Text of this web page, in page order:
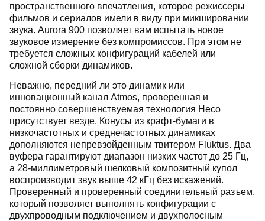
пространственного впечатления, которое режиссеры
фильмов и сериалов имели в виду при микшировании
звука. Aurora 900 позволяет вам испытать новое
звуковое измерение без компромиссов. При этом не
требуется сложных конфигураций кабелей или
сложной сборки динамиков.
Неважно, передний ли это динамик или
инновационный канал Atmos, проверенная и
постоянно совершенствуемая технология Heco
присутствует везде. Конусы из крафт-бумаги в
низкочастотных и среднечастотных динамиках
дополняются непревзойденным твитером Fluktus. Два
вуфера гарантируют диапазон низких частот до 25 Гц,
а 28-миллиметровый шелковый композитный купол
воспроизводит звук выше 42 кГц без искажений.
Проверенный и проверенный соединительный разъем,
который позволяет выполнять конфигурации с
двухпроводным подключением и двухполосным